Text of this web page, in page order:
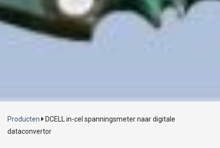
Producten
DCELL in-cel spanningsmeter naar digitale
dataconvertor